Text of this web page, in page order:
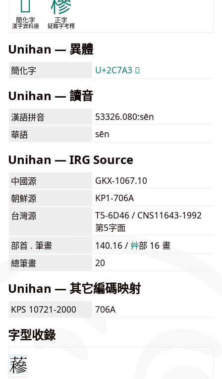
簡化字
漢字資料庫
正字
疑難字考釋
Unihan — 異體
簡化字 U+2C7A3 𬞣
Unihan — 讀音
漢語拼音
53326.080:sēn
華語
sēn
Unihan — IRG Source
中國源
GKX-1067.10
朝鮮源
KP1-706A
台灣源
T5-6D46 / CNS11643-1992
第5字面
部首 . 筆畫
140.16 / ⾋部 16 畫
總筆畫
20
Unihan — 其它編碼映射
KPS 10721-2000 706A
字型收錄